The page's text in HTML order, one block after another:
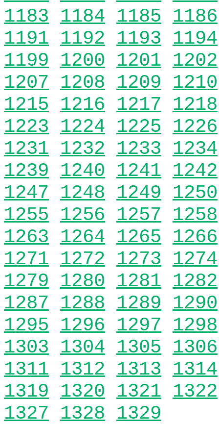
1183 1184 1185 1186
1191 1192 1193 1194
1199 1200 1201 1202
1207 1208 1209 1210
1215 1216 1217 1218
1223 1224 1225 1226
1231 1232 1233 1234
1239 1240 1241 1242
1247 1248 1249 1250
1255 1256 1257 1258
1263 1264 1265 1266
1271 1272 1273 1274
1279 1280 1281 1282
1287 1288 1289 1290
1295 1296 1297 1298
1303 1304 1305 1306
1311 1312 1313 1314
1319 1320 1321 1322
1327 1328 1329